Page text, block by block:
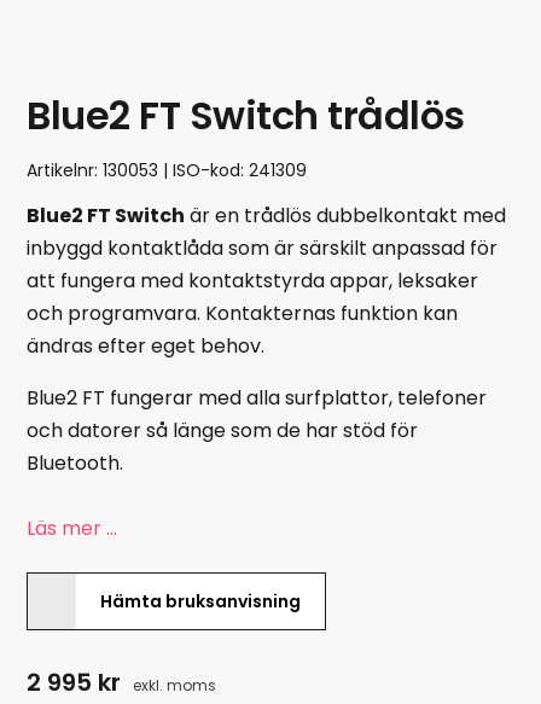
Blue2 FT Switch trådlös
Artikelnr:130053 ISO-kod: 241309
Blue2 FT Switch är en trådlös dubbelkontakt med
inbyggd kontaktlåda som är särskilt anpassad för
att fungera med kontaktstyrda appar, leksaker
och programvara. Kontakternas funktion kan
ändras efter eget behov.
Blue2 FT fungerar med alla surfplattor, telefoner
och datorer så länge som de har stöd för
Bluetooth.
Läs mer …
Hämta bruksanvisning
2 995 kr exkl. moms